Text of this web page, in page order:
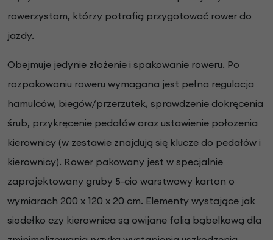
rowerzystom, którzy potrafią przygotować rower do
jazdy.
Obejmuje jedynie złożenie i spakowanie roweru. Po
rozpakowaniu roweru wymagana jest pełna regulacja
hamulców, biegów/przerzutek, sprawdzenie dokręcenia
śrub, przykręcenie pedałów oraz ustawienie położenia
kierownicy (w zestawie znajdują się klucze do pedałów i
kierownicy). Rower pakowany jest w specjalnie
zaprojektowany gruby 5-cio warstwowy karton o
wymiarach 200 x 120 x 20 cm. Elementy wystające jak
siodełko czy kierownica są owijane folią bąbelkową dla